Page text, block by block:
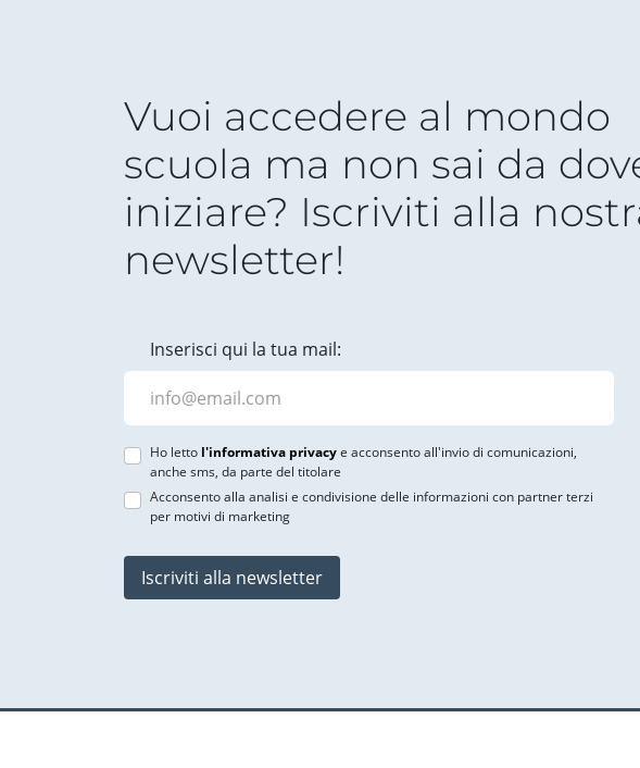
Vuoi accedere al mondo
scuola ma non sai da
iniziare? Iscriviti alla
newsletter!
Inserisci qui la tua mail:
Ho letto l'informativa privacye acconsento all'invio di comunicazioni,
anche sms, da parte del titolare
Acconsento alla analisi e condivisione delle informazioni con partner terzi
per motivi di marketing
Iscriviti alla newsletter